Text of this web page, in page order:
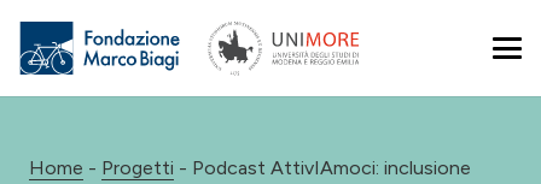
Home - Progetti - Podcast AttivIAmoci: inclusione